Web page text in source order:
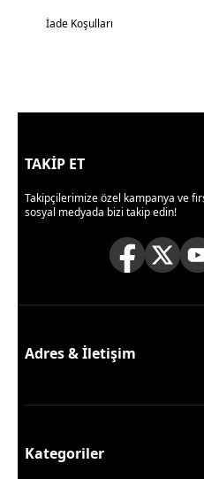
İade Koşulları
TAKİP ET
Takipçilerimize özel kampanya ve
sosyal medyada bizi takip edin!
Adres & İletişim
Kategoriler